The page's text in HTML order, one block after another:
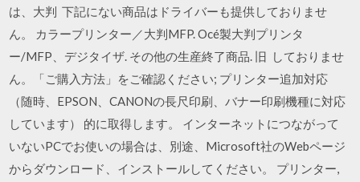
は、大判 下記にない商品はドライバーも提供しておりませ
ん。 カラープリンター／大判MFP. Océ製大判プリンタ
ー/MFP、デジタイザ. その他の生産終了商品. 旧 しておりませ
ん。「ご購入方法」をご確認ください; プリンター追加対応
（随時、EPSON、CANONの長尺印刷、バナー印刷機種に対応
しています） 的に取得します。 インターネットにつながって
いないPCでお使いの場合は、別途、Microsoft社のWebページ
からダウンロード、インストールしてください。 プリンター,